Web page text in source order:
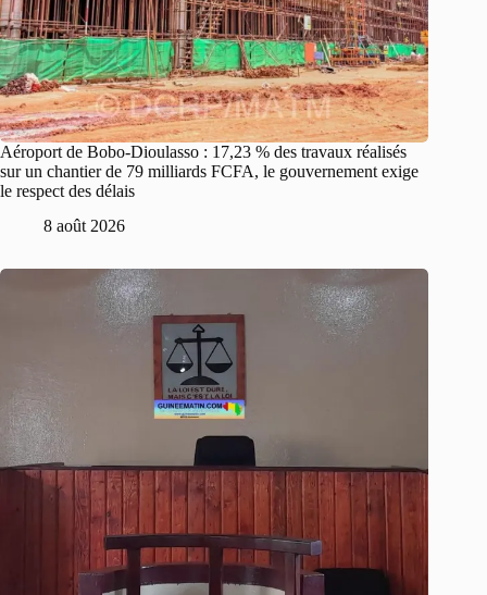
Aéroport de Bobo-Dioulasso : 17,23 % des travaux réalisés
sur un chantier de 79 milliards FCFA, le gouvernement exige
le respect des délais
8 août 2026